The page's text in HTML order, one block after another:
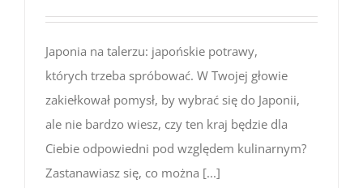
Japonia na talerzu: japońskie potrawy,
których trzeba spróbować. W Twojej głowie
zakiełkował pomysł, by wybrać się do Japonii,
ale nie bardzo wiesz, czy ten kraj będzie dla
Ciebie odpowiedni pod względem kulinarnym?
Zastanawiasz się, co można [...]